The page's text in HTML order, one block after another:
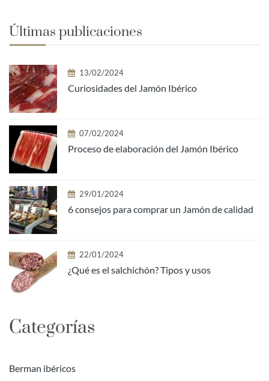
Últimas publicaciones
13/02/2024
Curiosidades del Jamón Ibérico
07/02/2024
Proceso de elaboración del Jamón Ibérico
29/01/2024
6 consejos para comprar un Jamón de calidad
22/01/2024
¿Qué es el salchichón? Tipos y usos
Categorías
Berman ibéricos